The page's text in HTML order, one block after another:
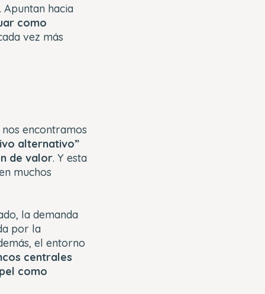
hacia
como
vez más
encontramos
alternativo”
de valor. Y esta
muchos
la demanda
por la
el entorno
centrales
como